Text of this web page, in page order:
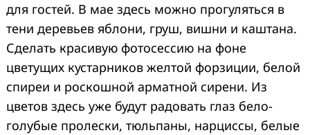
для гостей. В мае здесь можно прогуляться в
тени деревьев яблони, груш, вишни и каштана.
Сделать красивую фотосессию на фоне
цветущих кустарников желтой форзиции, белой
спиреи и роскошной арматной сирени. Из
цветов здесь уже будут радовать глаз бело-
голубые пролески, тюльпаны, нарциссы, белые